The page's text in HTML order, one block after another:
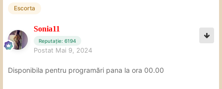
Escorta
Sonia11
Reputație: 6194
Postat Mai 9, 2024
Disponibila pentru programări pana la ora 00.00